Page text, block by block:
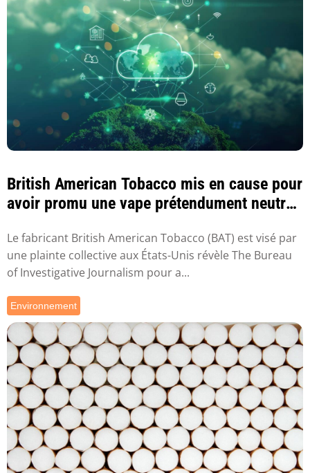
British American Tobacco mis en cause pour
avoir promu une vape prétendument neutre
Le fabricant British American Tobacco (BAT) est visé par
une plainte collective aux États-Unis révèle The Bureau
of Investigative Journalism pour a...
Environnement